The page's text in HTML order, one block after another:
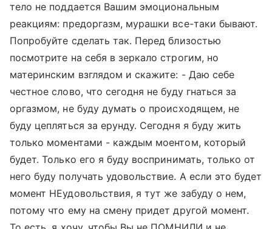
тело не поддается Вашим эмоциональным
реакциям: предоргазм, мурашки все-таки бывают.
Попробуйте сделать так. Перед близостью
посмотрите на себя в зеркало строгим, но
материнским взглядом и скажите: - Даю себе
честное слово, что сегодня не буду гнаться за
оргазмом, не буду думать о происходящем, не
буду цепляться за ерунду. Сегодня я буду жить
только моментами - каждым моентом, который
будет. Только его я буду воспринимать, только от
него буду получать удовольствие. А если это будет
момент НЕудовольствия, я тут же забуду о нем,
потому что ему на смену придет другой момент.